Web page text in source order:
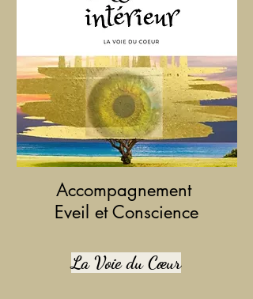
Accompagnement
Eveil et Conscience
La Voie du Cœur